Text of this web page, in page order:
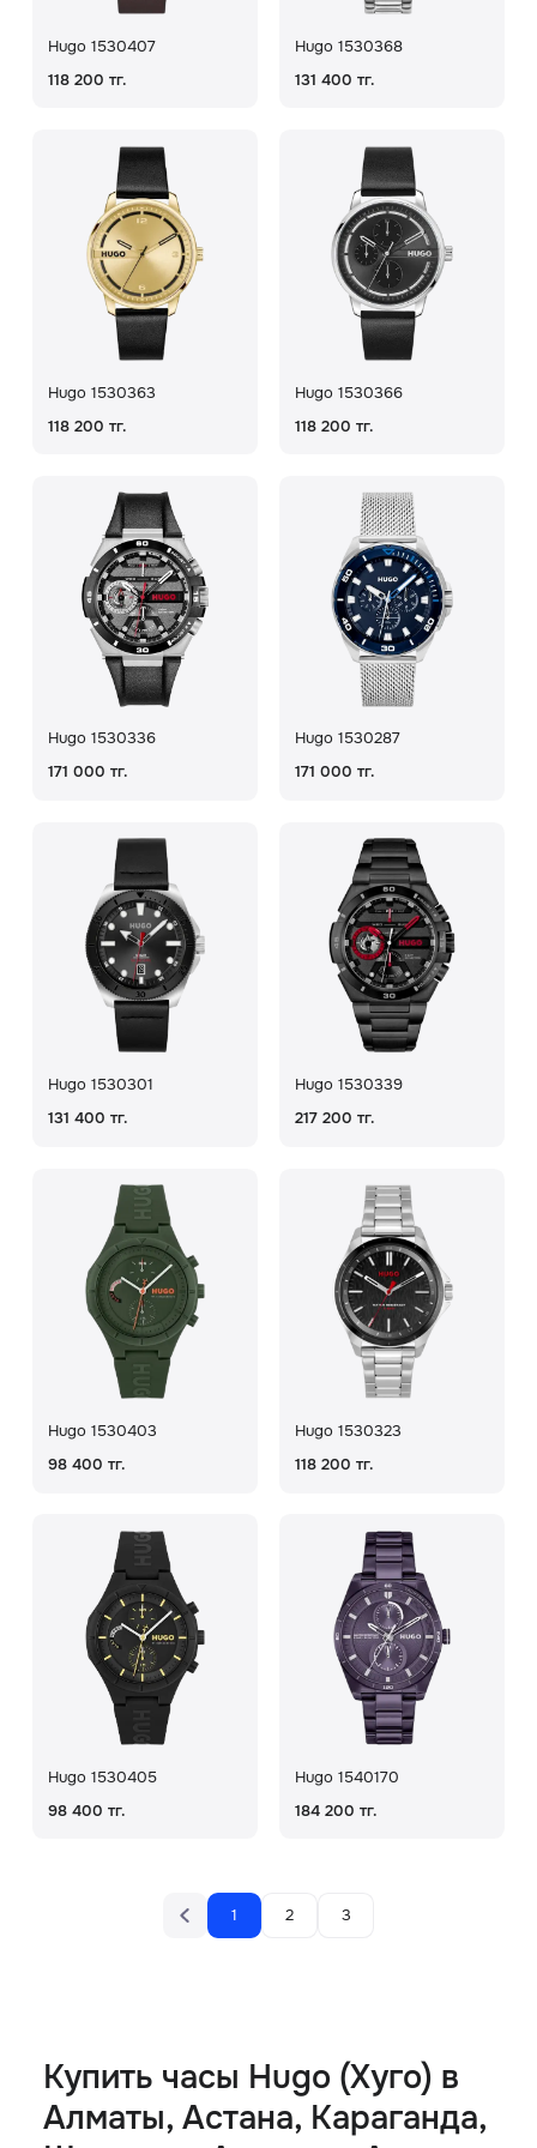
Hugo 1530407
118 200 тг.
Hugo 1530368
131 400 тг.
Hugo 1530363
118 200 тг.
Hugo 1530366
118 200 тг.
Hugo 1530336
171 000 тг.
Hugo 1530287
171 000 тг.
Hugo 1530301
131 400 тг.
Hugo 1530339
217 200 тг.
Hugo 1530403
98 400 тг.
Hugo 1530323
118 200 тг.
Hugo 1530405
98 400 тг.
Hugo 1540170
184 200 тг.
1 2 3
Купить часы Hugo (Хуго) в
Алматы, Астана, Караганда,